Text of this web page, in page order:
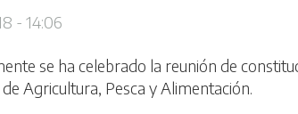
- 14:06
se ha celebrado la reunión de
Agricultura, Pesca y Alimentación.